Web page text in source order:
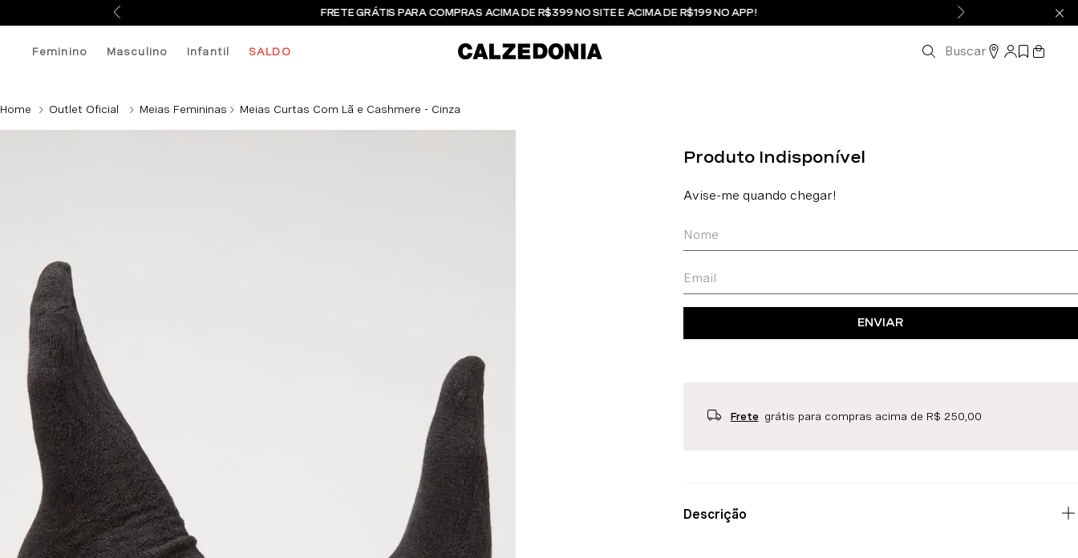
FRETE GRÁTIS PARA COMPRAS ACIMA DE R$399 NO SITE E ACIMA DE R$199 NO APP!
Feminino Masculino Infantil SALDO Buscar
Outlet Oficial Meias Femininas Meias Curtas Com Lã e Cashmere - Cinza
ENVIAR
Frete grátis para compras acima de R$ 250,00
Descrição